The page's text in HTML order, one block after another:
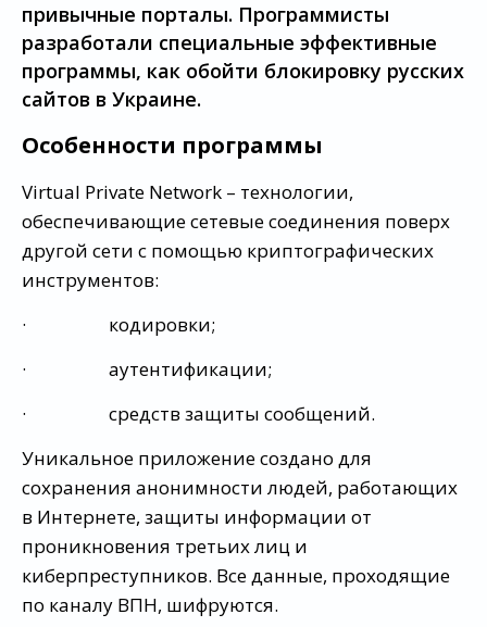
привычные порталы. Программисты
разработали специальные эффективные
программы, как обойти блокировку русских
сайтов в Украине.
Особенности программы
Virtual Private Network – технологии,
обеспечивающие сетевые соединения поверх
другой сети с помощью криптографических
инструментов:
· кодировки;
· аутентификации;
· средств защиты сообщений.
Уникальное приложение создано для
сохранения анонимности людей, работающих
в Интернете, защиты информации от
проникновения третьих лиц и
киберпреступников. Все данные, проходящие
по каналу ВПН, шифруются.